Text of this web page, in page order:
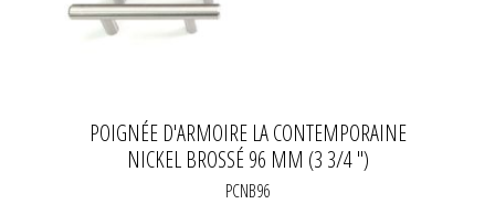
POIGNÉE D'ARMOIRE LA CONTEMPORAINE
NICKEL BROSSÉ 96 MM (3 3/4 ")
PCNB96